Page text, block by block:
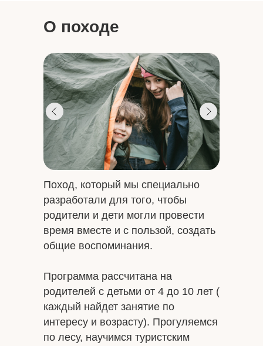
Поход, который мы специально
разработали для того, чтобы
родители и дети могли провести
время вместе и с пользой, создать
общие воспоминания.
Программа рассчитана на
родителей с детьми от 4 до 10 лет (
каждый найдет занятие по
интересу и возрасту). Прогуляемся
по лесу, научимся туристским
О походе